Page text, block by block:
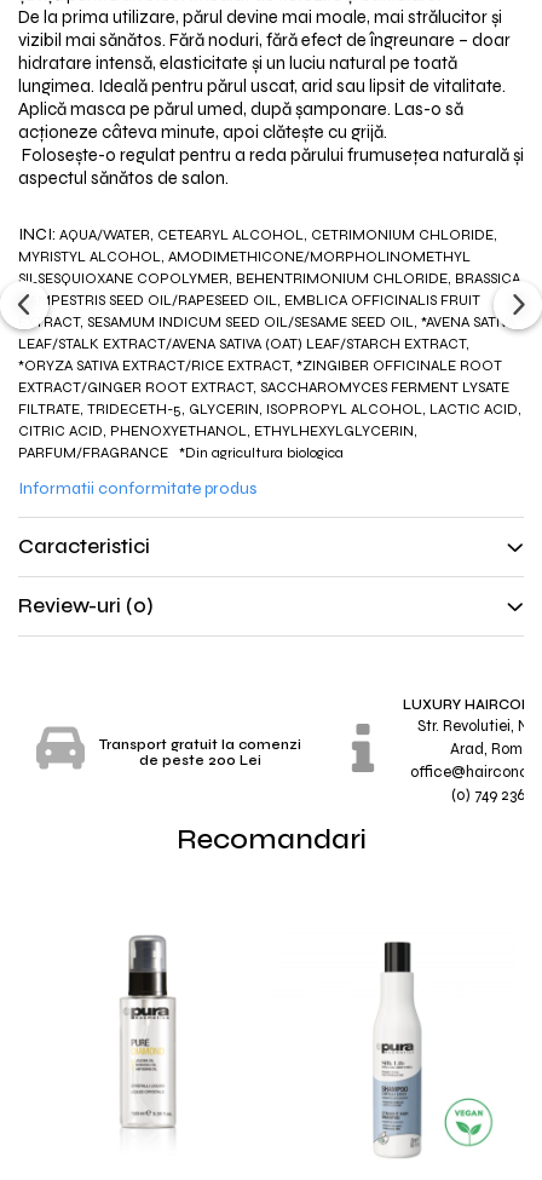
De la prima utilizare, părul devine mai moale, mai strălucitorși
vizibil mai sănătos. Fărănoduri, fărăefect deîngreunare – doar
hidratare intensă, elasticitate și un luciu natural pe toată
lungimea. Ideală pentru părul uscat, arid sau lipsit de vitalitate.
Aplică masca pe părul umed, dupășamponare. Las-o să
acționeze câteva minute, apoi clătește cu grijă.
Folosește-o regulat pentru a reda părului frumusețea naturalăși
aspectul sănătos de salon.
INCI: AQUA/WATER, CETEARYL ALCOHOL, CETRIMONIUM CHLORIDE,
MYRISTYL ALCOHOL, AMODIMETHICONE/MORPHOLINOMETHYL
SILSESQUIOXANE COPOLYMER, BEHENTRIMONIUM CHLORIDE, BRASSICA
CAMPESTRIS SEED OIL/RAPESEED OIL, EMBLICA OFFICINALIS FRUIT
EXTRACT, SESAMUM INDICUM SEED OIL/SESAME SEED OIL, *AVENA SATIVA
LEAF/STALK EXTRACT/AVENA SATIVA (OAT) LEAF/STARCH EXTRACT,
*ORYZA SATIVA EXTRACT/RICE EXTRACT, *ZINGIBER OFFICINALE ROOT
EXTRACT/GINGER ROOT EXTRACT, SACCHAROMYCES FERMENT LYSATE
FILTRATE, TRIDECETH-5, GLYCERIN, ISOPROPYL ALCOHOL, LACTIC ACID,
CITRIC ACID, PHENOXYETHANOL, ETHYLHEXYLGLYCERIN,
PARFUM/FRAGRANCE *Din agricultura biologica
Informatii conformitate produs
Caracteristici
Review-uri (0)
Transport gratuit la comenzi
de peste 200 Lei
LUXURY
Str. Revolutiei, Nr.
Arad,
(0) 749 236
Recomandari